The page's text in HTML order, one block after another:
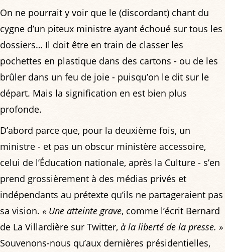
On ne pourrait y voir que le (discordant) chant du
cygne d’un piteux ministre ayant échoué sur tous les
dossiers… Il doit être en train de classer les
pochettes en plastique dans des cartons - ou de les
brûler dans un feu de joie - puisqu’on le dit sur le
départ. Mais la signification en est bien plus
profonde.
D’abord parce que, pour la deuxième fois, un
ministre - et pas un obscur ministère accessoire,
celui de l’Éducation nationale, après la Culture - s’en
prend grossièrement à des médias privés et
indépendants au prétexte qu’ils ne partageraient pas
sa vision. « Une atteinte grave, comme l’écrit Bernard
de La Villardière sur Twitter, à la liberté de la presse. »
Souvenons-nous qu’aux dernières présidentielles,